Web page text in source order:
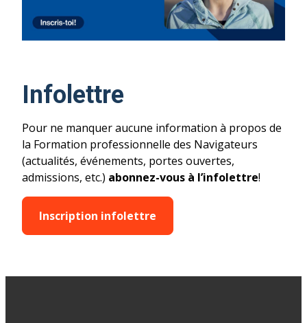
Infolettre
Pour ne manquer aucune information à propos de
la Formation professionnelle des Navigateurs
(actualités, événements, portes ouvertes,
admissions, etc.) abonnez-vous à l’infolettre!
Inscription infolettre